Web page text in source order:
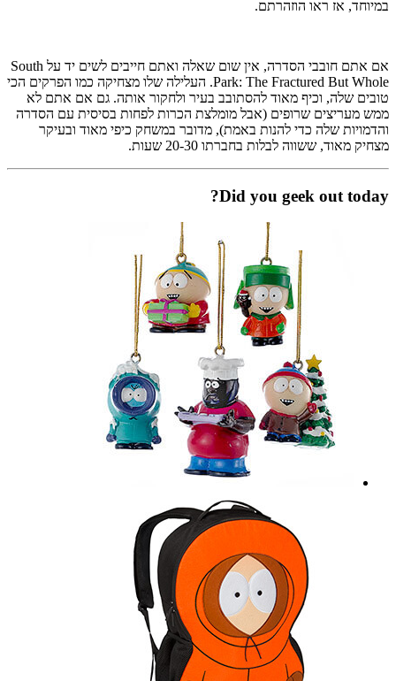
במיוחד, אז ראו הוזהרתם.
אם אתם חובבי הסדרה, אין שום שאלה ואתם חייבים לשים יד על South
Park: The Fractured But Whole. העלילה שלו מצחיקה כמו הפרקים הכי
טובים שלה, וכיף מאוד להסתובב בעיר ולחקור אותה. גם אם אתם לא
ממש מעריצים שרופים (אבל מומלצת הכרות לפחות בסיסית עם הסדרה
והדמויות שלה כדי להנות באמת), מדובר במשחק כיפי מאוד ובעיקר
מצחיק מאוד, ששווה לבלות בחברתו 20-30 שעות.
Did you geek out today?